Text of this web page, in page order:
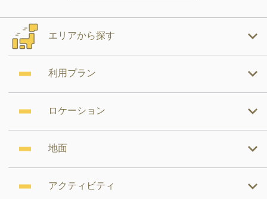
エリアから探す
利用プラン
ロケーション
地面
アクティビティ